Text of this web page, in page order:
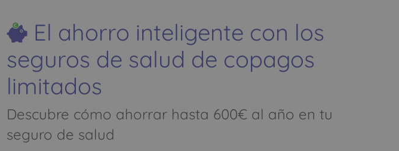
El ahorro inteligente con los
seguros de salud de copagos
limitados
Descubre cómo ahorrar hasta 600€ al año en tu
seguro de salud